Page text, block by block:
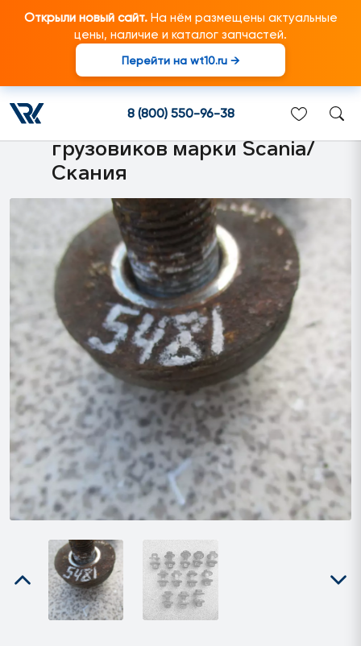
Открыли новый сайт.На нём размещены актуальные
цены, наличие и каталог запчастей.
Перейти на wt10.ru →
8 (800) 550-96-38
1394062 Комплект
крепления седла к
проставке подходит для
грузовиков марки Scania/
Скания